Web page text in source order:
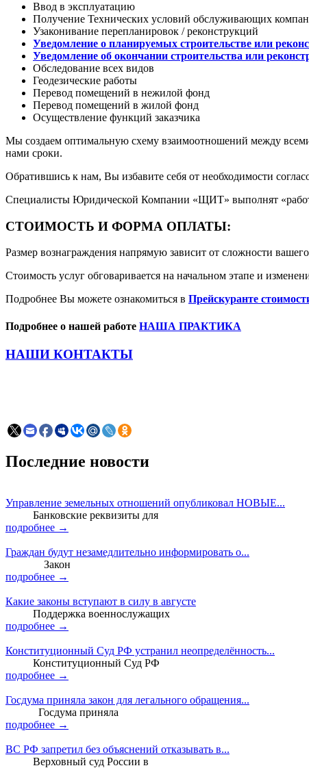
Ввод в эксплуатацию
Получение Технических условий обслуживающих
Узаконивание перепланировок / реконструкций
Уведомление о планируемых строительстве или
Уведомление об окончании строительства или
Обследование всех видов
Геодезические работы
Перевод помещений в нежилой фонд
Перевод помещений в жилой фонд
Осуществление функций заказчика
Мы создаем оптимальную схему взаимоотношений между
нами сроки.
Обратившись к нам, Вы избавите себя от необходимости
Специалисты Юридической Компании «ЩИТ» выполнят
СТОИМОСТЬ И ФОРМА ОПЛАТЫ:
Размер вознаграждения напрямую зависит от сложности
Стоимость услуг обговаривается на начальном этапе и
Подробнее Вы можете ознакомиться в Прейскуранте
Подробнее о нашей работе НАША ПРАКТИКА
НАШИ КОНТАКТЫ
Последние новости
Управление земельных отношений опубликовал НОВЫЕ...
Банковские реквизиты для
подробнее →
Граждан будут незамедлительно информировать о...
Закон
подробнее →
Какие законы вступают в силу в августе
Поддержка военнослужащих
подробнее →
Конституционный Суд РФ устранил неопределённость...
Конституционный Суд РФ
подробнее →
Госдума приняла закон для легального обращения...
Госдума приняла
подробнее →
ВС РФ запретил без объяснений отказывать в...
Верховный суд России в